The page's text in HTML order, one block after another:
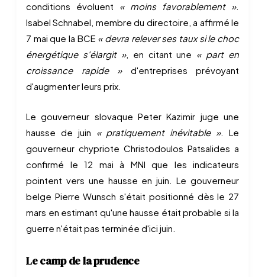
conditions évoluent « moins favorablement ».
Isabel Schnabel, membre du directoire, a affirmé le
7 mai que la BCE « devra relever ses taux si le choc
énergétique s'élargit », en citant une « part en
croissance rapide »d'entreprises prévoyant
d'augmenter leurs prix.
Le gouverneur slovaque Peter Kazimir juge une
hausse de juin « pratiquement inévitable ». Le
gouverneur chypriote Christodoulos Patsalides a
confirmé le 12 mai à MNI que les indicateurs
pointent vers une hausse en juin. Le gouverneur
belge Pierre Wunsch s'était positionné dès le 27
mars en estimant qu'une hausse était probable si la
guerre n'était pas terminée d'ici juin.
Le camp de la prudence